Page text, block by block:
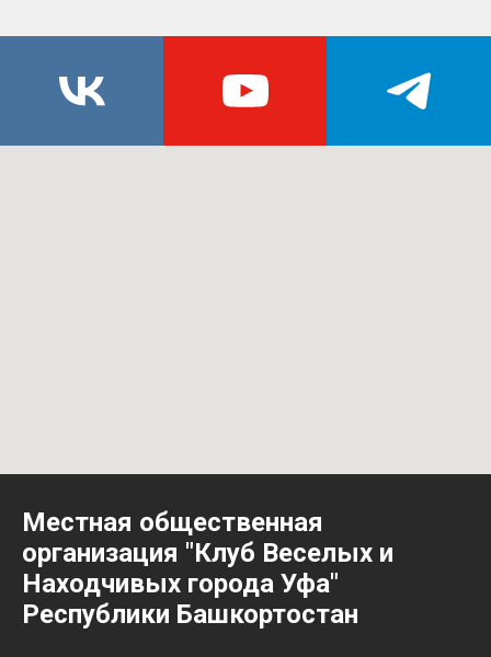
Местная общественная
организация "Клуб Веселых и
Находчивых города Уфа"
Республики Башкортостан